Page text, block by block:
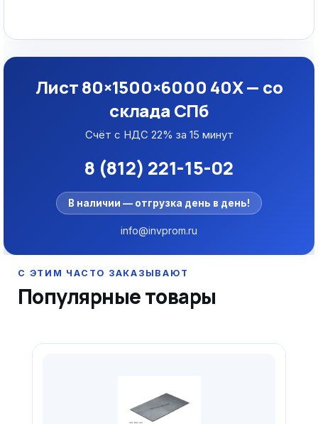
Лист 80×1500×6000 40Х — со
склада СПб
Счёт с НДС 22% за 15 минут
8 (812) 221-15-02
В наличии — отгрузка день в день!
info@invprom.ru
Популярные товары